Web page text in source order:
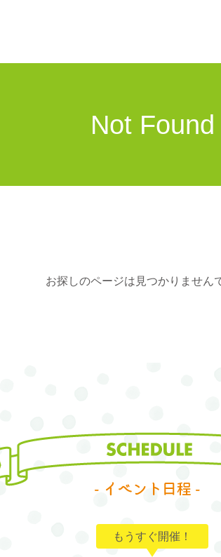
Not Found
お探しのページは見つかりません
もうすぐ開催！